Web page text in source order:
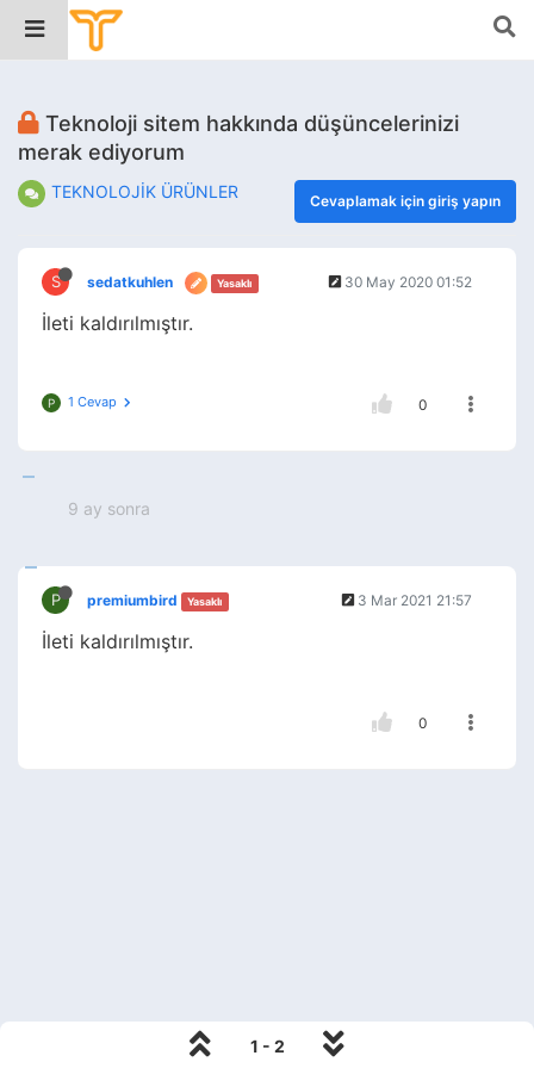
Teknoloji sitem hakkında düşüncelerinizi
merak ediyorum
TEKNOLOJİK ÜRÜNLER Cevaplamak için giriş yapın
S sedatkuhlen Yasaklı 30 May 2020 01:52
İleti kaldırılmıştır.
P 1 Cevap 0
9 ay sonra
P premiumbird Yasaklı 3 Mar 2021 21:57
İleti kaldırılmıştır.
0
1 - 2